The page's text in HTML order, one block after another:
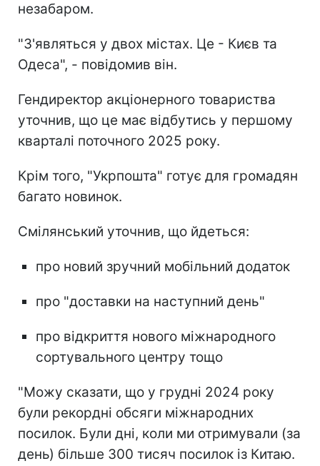
незабаром.
"З'являться у двох містах. Це - Києв та
Одеса", - повідомив він.
Гендиректор акціонерного товариства
уточнив, що це має відбутись у першому
кварталі поточного 2025 року.
Крім того, "Укрпошта" готує для громадян
багато новинок.
Смілянський уточнив, що йдеться:
про новий зручний мобільний додаток
про "доставки на наступний день"
про відкриття нового міжнародного
сортувального центру тощо
"Можу сказати, що у грудні 2024 року
були рекордні обсяги міжнародних
посилок. Були дні, коли ми отримували (за
день) більше 300 тисяч посилок із Китаю.